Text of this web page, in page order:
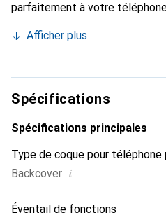
parfaitement à votre
l'accessoire chic et
ses produits de haute qualité
pour une clientèle exigeante.
Afficher plus
Spécifications
Spécifications principales
Type de coque pour
Backcover i
Éventail de fonctions